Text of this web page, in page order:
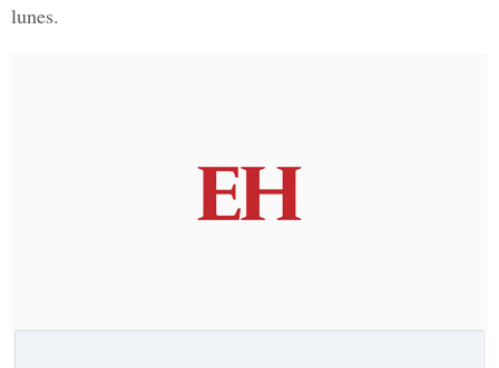
lunes.